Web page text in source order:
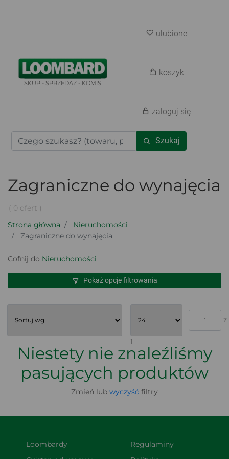
SKUP - SPRZEDAŻ - KOMIS
Szukaj
ulubione
koszyk
zaloguj się
Zagraniczne do wynajęcia
( 0 ofert )
Strona główna
Nieruchomości
Zagraniczne do wynajęcia
Cofnij do Nieruchomości
Pokaż opcje filtrowania
z
1
Niestety nie znaleźliśmy
pasujących produktów
Zmień lub wyczyść filtry
Loombardy
Regulaminy